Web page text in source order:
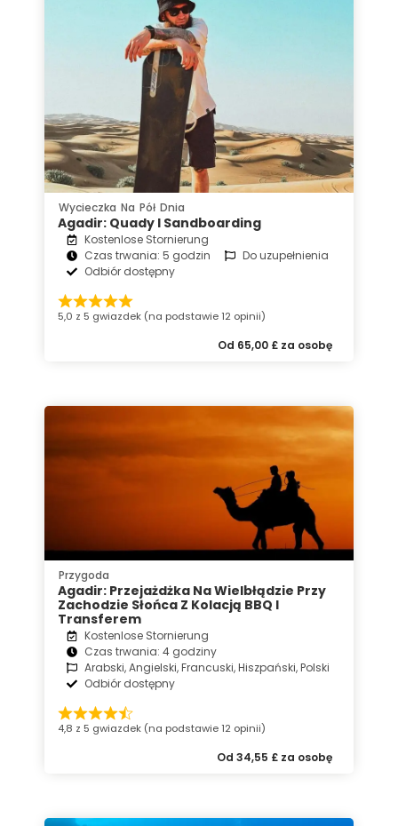
Wycieczka Na Pół Dnia
Agadir: Quady I Sandboarding
Kostenlose Stornierung
Czas trwania: 5 godzin
Do uzupełnienia
Odbiór dostępny
5,0 z 5 gwiazdek (na podstawie 12 opinii)
Od 65,00 £ za osobę
Przygoda
Agadir: Przejażdżka Na Wielbłądzie Przy
Zachodzie Słońca Z Kolacją BBQ I
Transferem
Kostenlose Stornierung
Czas trwania: 4 godziny
Arabski, Angielski, Francuski, Hiszpański, Polski
Odbiór dostępny
4,8 z 5 gwiazdek (na podstawie 12 opinii)
Od 34,55 £ za osobę